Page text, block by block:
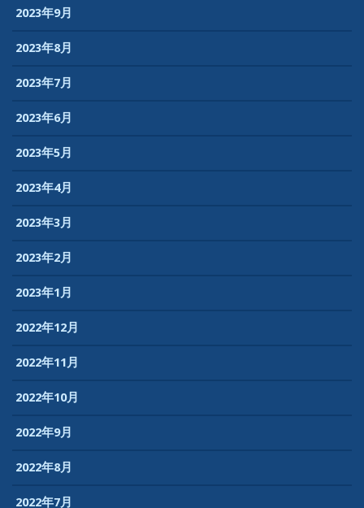
2023年9月
2023年8月
2023年7月
2023年6月
2023年5月
2023年4月
2023年3月
2023年2月
2023年1月
2022年12月
2022年11月
2022年10月
2022年9月
2022年8月
2022年7月